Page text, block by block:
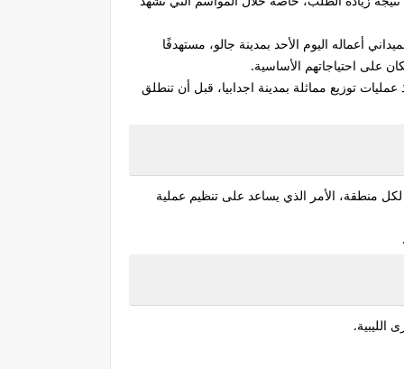
أعماله اليوم الأحد بمدينة جالو، مستهدفًا
توزيع مماثلة بمدينة اجدابيا، قبل أن تنطلق
منطقة، الأمر الذي يساعد على تنظيم عملية